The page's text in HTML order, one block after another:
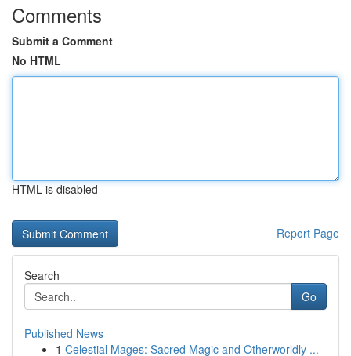
Comments
Submit a Comment
No HTML
HTML is disabled
Report Page
Search
Go
Published News
1 Celestial Mages: Sacred Magic and Otherworldly ...